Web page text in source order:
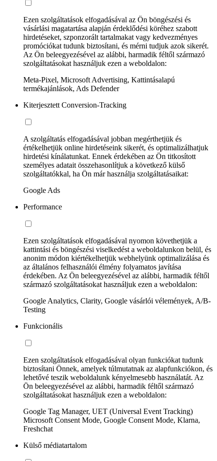
Ezen szolgáltatások elfogadásával az Ön böngészési és
vásárlási magatartása alapján érdeklődési köréhez szabott
hirdetéseket, szponzorált tartalmakat vagy kedvezményes
promóciókat tudunk biztosítani, és mérni tudjuk azok sikerét.
Az Ön beleegyezésével az alábbi, harmadik féltől származó
szolgáltatásokat használjuk ezen a weboldalon:
Meta-Pixel, Microsoft Advertising, Kattintásalapú
termékajánlások, Ads Defender
Kiterjesztett Conversion-Tracking
A szolgáltatás elfogadásával jobban megérthetjük és
értékelhetjük online hirdetéseink sikerét, és optimalizálhatjuk
hirdetési kínálatunkat. Ennek érdekében az Ön titkosított
személyes adatait összehasonlítjuk a következő külső
szolgáltatókkal, ha Ön már használja szolgáltatásaikat:
Google Ads
Performance
Ezen szolgáltatások elfogadásával nyomon követhetjük a
kattintási és böngészési viselkedést a weboldalunkon belül, és
anonim módon kiértékelhetjük webhelyünk optimalizálása és
az általános felhasználói élmény folyamatos javítása
érdekében. Az Ön beleegyezésével az alábbi, harmadik féltől
származó szolgáltatásokat használjuk ezen a weboldalon:
Google Analytics, Clarity, Google vásárlói vélemények, A/B-
Testing
Funkcionális
Ezen szolgáltatások elfogadásával olyan funkciókat tudunk
biztosítani Önnek, amelyek túlmutatnak az alapfunkciókon, és
lehetővé teszik weboldalunk kényelmesebb használatát. Az
Ön beleegyezésével az alábbi, harmadik féltől származó
szolgáltatásokat használjuk ezen a weboldalon:
Google Tag Manager, UET (Universal Event Tracking)
Microsoft Consent Mode, Google Consent Mode, Klarna,
Freshchat
Külső médiatartalom